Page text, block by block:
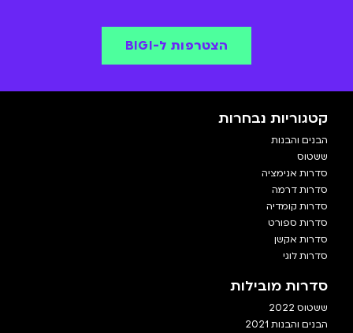
הצטרפות ל-BIGI
קטגוריות נבחרות
הבנים והבנות
ששטוס
סדרות אנימציה
סדרות דרמה
סדרות קומדיה
סדרות ספורט
סדרות אקשן
סדרות לוגי
סדרות מובילות
ששטוס 2022
הבנים והבנות 2021